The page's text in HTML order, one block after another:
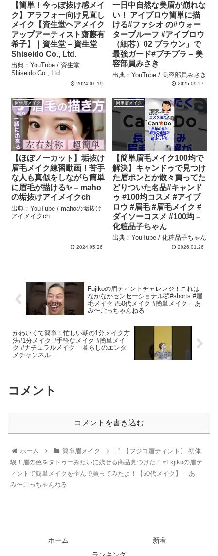
【簡単！今っぽ抜け感メイ
ク】アラフォー向け見直し
メイク【資生堂ヘアメイク
アップアーティスト齋藤有
希子】｜資生堂 – 資生堂
Shiseido Co., Ltd.
出典：YouTube / 資生堂
Shiseido Co., Ltd.
2024.01.19
一日中自然な美眉が崩れな
い！ アイブロウ簡単に描
ける#ファシオ の#ウォー
タープルーフ #アイブロウ
（細芯）02 ブラウン」で
最強ガード#プチプラ – 美
容部員みさき
出典：YouTube / 美容部員みさき
2025.09.27
簡単眉メイク
【ほぼノーカット】垢抜け
眉毛メイク練習動画！苦手
な人も真似をしながら簡単
に眉毛が描ける✨ – maho
の垢抜けアイメイクch
出典：YouTube / mahoの垢抜け
アイメイクch
2024.05.26
簡単眉メイク
【簡単眉毛メイク100均で
解決】キャンドゥで見つけ
た眉ポンとか散々買ってた
どりついた名品#キャンド
ゥ #100均コスメ #アイブ
ロウ #眉毛 #眉毛メイク #
ダイソーコスメ #100均 –
化粧品子ちゃん
出典：YouTube / 化粧品子ちゃん
2026.01.26
Fujikoの眉ティントチャレンジ！これは
なかなかセンセーショナル🤣#shorts #眉
毛メイク #50代メイク #簡単メイク – あ
み〜ごっちゃんねる
かわいくて簡単！忙しい朝の1分メイク方
法#1分メイク #手軽なメイク #簡単メイ
ク #ナチュラルメイク – 暮らしのエンタ
メチャンネル
コメント
コメントを書き込む
ホーム 簡単眉メイク
【フジコ眉ティント】 初体
験！眉の色をタトゥーみたいに残せる商品見つけた！⭐️Fkjikoの眉テ
ィントで簡単メイクを企んで買ってみたよ！【50代メイク】 – あ
み〜ごっちゃんねる
ホーム
新着